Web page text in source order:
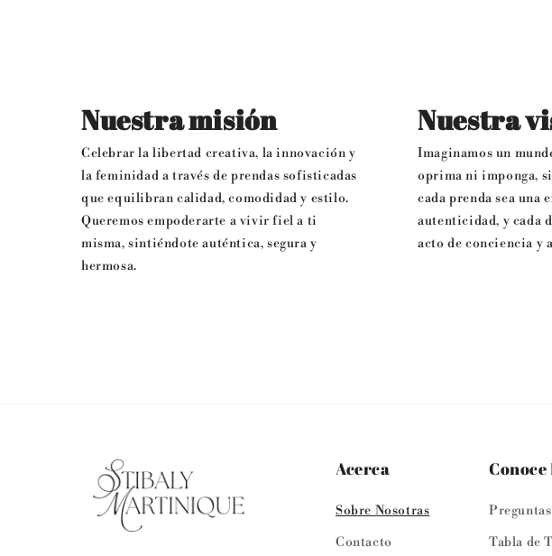
Nuestra misión
Celebrar la libertad creativa, la innovación y
la feminidad a través de prendas sofisticadas
que equilibran calidad, comodidad y estilo.
Queremos empoderarte a vivir fiel a ti
misma, sintiéndote auténtica, segura y
hermosa.
Nuestra
Imaginamos un
oprima ni imponga,
cada prenda sea una
autenticidad, y cada
acto de conciencia y
Acerca
Sobre Nosotras
Contacto
Conoce
Tabla de